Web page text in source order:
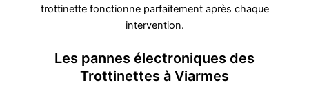
trottinette fonctionne parfaitement après chaque
intervention.
Les pannes électroniques des
Trottinettes à Viarmes